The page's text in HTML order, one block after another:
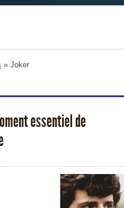
» Joker
essentiel de